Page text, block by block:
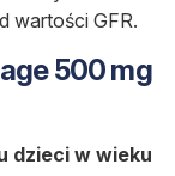
wartości GFR.
500 mg
dzieci w wieku